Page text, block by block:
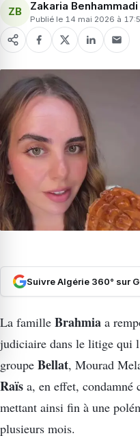
ZB Zakaria Benhammadi
Publié le 14 mai 2026 à
Suivre Algérie 360° sur
La famille Brahmia a
judiciaire dans le litige qui
groupe Bellat, Mourad
Raïs a, en effet,
mettant ainsi fin à une
plusieurs mois.